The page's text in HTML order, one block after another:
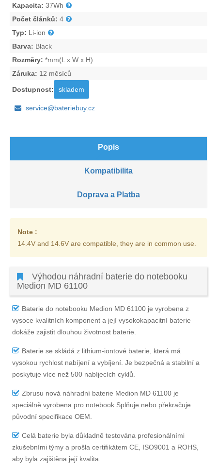
Kapacita: 37Wh
Počet článků: 4
Typ: Li-ion
Barva: Black
Rozměry: *mm(L x W x H)
Záruka: 12 měsíců
Dostupnost: skladem
service@bateriebuy.cz
Popis
Kompatibilita
Doprava a Platba
Note :
14.4V and 14.6V are compatible, they are in common use.
Výhodou náhradní baterie do notebooku
Medion MD 61100
Baterie do notebooku Medion MD 61100 je vyrobena z
vysoce kvalitních komponent a její vysokokapacitní baterie
dokáže zajistit dlouhou životnost baterie.
Baterie se skládá z lithium-iontové baterie, která má
vysokou rychlost nabíjení a vybíjení. Je bezpečná a stabilní a
poskytuje více než 500 nabíjecích cyklů.
Zbrusu nová náhradní baterie Medion MD 61100 je
speciálně vyrobena pro notebook Splňuje nebo překračuje
původní specifikace OEM.
Celá baterie byla důkladně testována profesionálními
zkušebními týmy a prošla certifikátem CE, ISO9001 a ROHS,
aby byla zajištěna její kvalita.